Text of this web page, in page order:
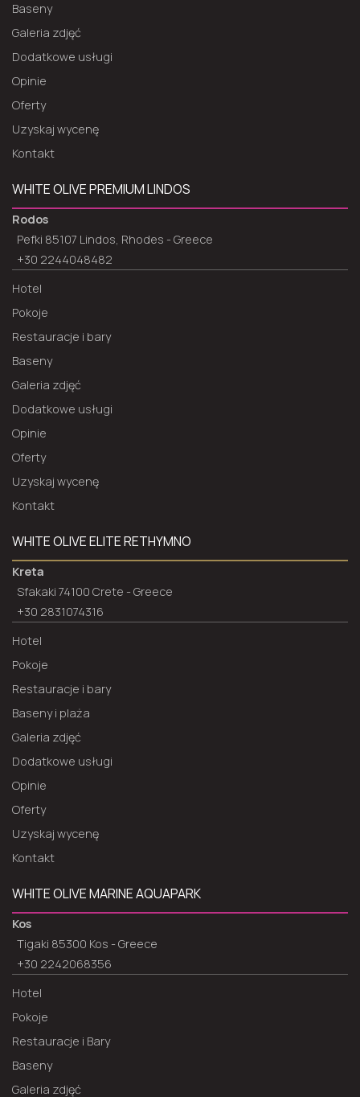
Baseny
Galeria zdjęć
Dodatkowe usługi
Opinie
Oferty
Uzyskaj wycenę
Kontakt
WHITE OLIVE PREMIUM LINDOS
Rodos
Pefki 85107 Lindos, Rhodes - Greece
+30 2244048482
Hotel
Pokoje
Restauracje i bary
Baseny
Galeria zdjęć
Dodatkowe usługi
Opinie
Oferty
Uzyskaj wycenę
Kontakt
WHITE OLIVE ELITE RETHYMNO
Kreta
Sfakaki 74100 Crete - Greece
+30 2831074316
Hotel
Pokoje
Restauracje i bary
Baseny i plaża
Galeria zdjęć
Dodatkowe usługi
Opinie
Oferty
Uzyskaj wycenę
Kontakt
WHITE OLIVE MARINE AQUAPARK
Kos
Tigaki 85300 Kos - Greece
+30 2242068356
Hotel
Pokoje
Restauracje i Bary
Baseny
Galeria zdjęć